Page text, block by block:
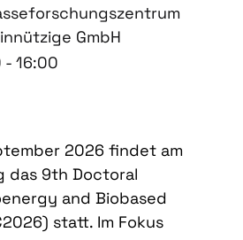
GmbH
- 16:00
2026 findet am
das 9th Doctoral
and Biobased
statt. Im Fokus